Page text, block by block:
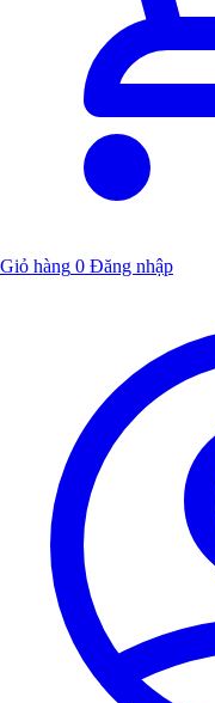
Giỏ hàng 0 Đăng nhập